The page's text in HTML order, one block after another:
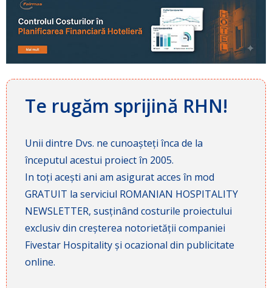
Te rugăm sprijină RHN!
Unii dintre Dvs. ne cunoașteți înca de la
începutul acestui proiect în 2005.
In toți acești ani am asigurat acces în mod
GRATUIT la serviciul ROMANIAN HOSPITALITY
NEWSLETTER, susținând costurile proiectului
exclusiv din creșterea notorietății companiei
Fivestar Hospitality și ocazional din publicitate
online.